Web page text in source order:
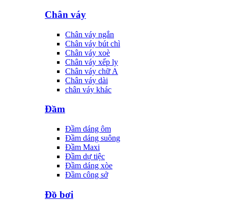
Chân váy
Chân váy ngắn
Chân váy bút chì
Chân váy xoè
Chân váy xếp ly
Chân váy chữ A
Chân váy dài
chân váy khác
Đầm
Đầm dáng ôm
Đầm dáng suông
Đầm Maxi
Đầm dự tiệc
Đầm dáng xòe
Đầm công sở
Đồ bơi